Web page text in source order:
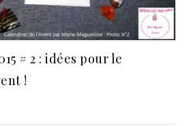
# 2 : idées pour le
!